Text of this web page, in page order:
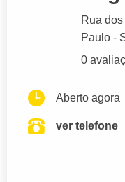
Rua
Paulo -
0
Aberto agora
ver telefone